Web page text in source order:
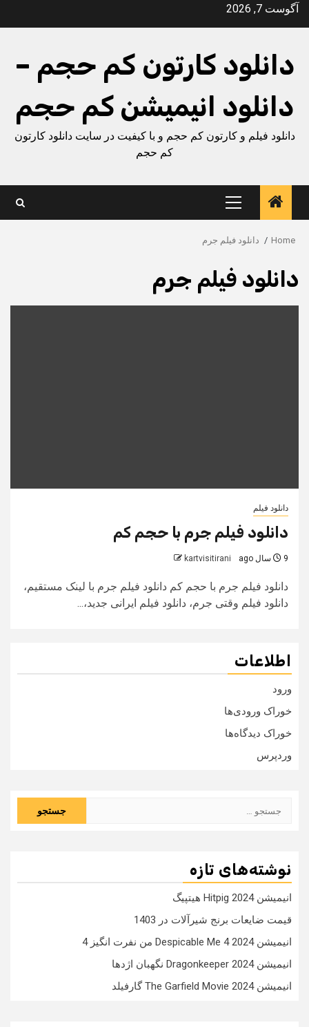
Skipآگوست 7, 2026
دانلود کارتون کم حجم –
دانلود انیمیشن کم حجم
دانلود فیلم و کارتون کم حجم و با کیفیت در سایت دانلود کارتون
کم حجم
Primary
Menu
Home دانلود فیلم جرم
دانلود فیلم جرم
دانلود فیلم
دانلود فیلم جرم با حجم کم
9 سال ago kartvisitirani
دانلود فیلم جرم با حجم کم دانلود فیلم جرم با لینک مستقیم،
دانلود فیلم وقتی جرم، دانلود فیلم ایرانی جدید،...
اطلاعات
ورود
خوراک ورودی‌ها
خوراک دیدگاه‌ها
وردپرس
نوشته‌های تازه
انیمیشن Hitpig 2024 هیتپیگ
قیمت ضایعات برنج شیرآلات در 1403
انیمیشن Despicable Me 4 2024 من نفرت انگیز 4
انیمیشن Dragonkeeper 2024 نگهبان اژدها
انیمیشن The Garfield Movie 2024 گارفیلد